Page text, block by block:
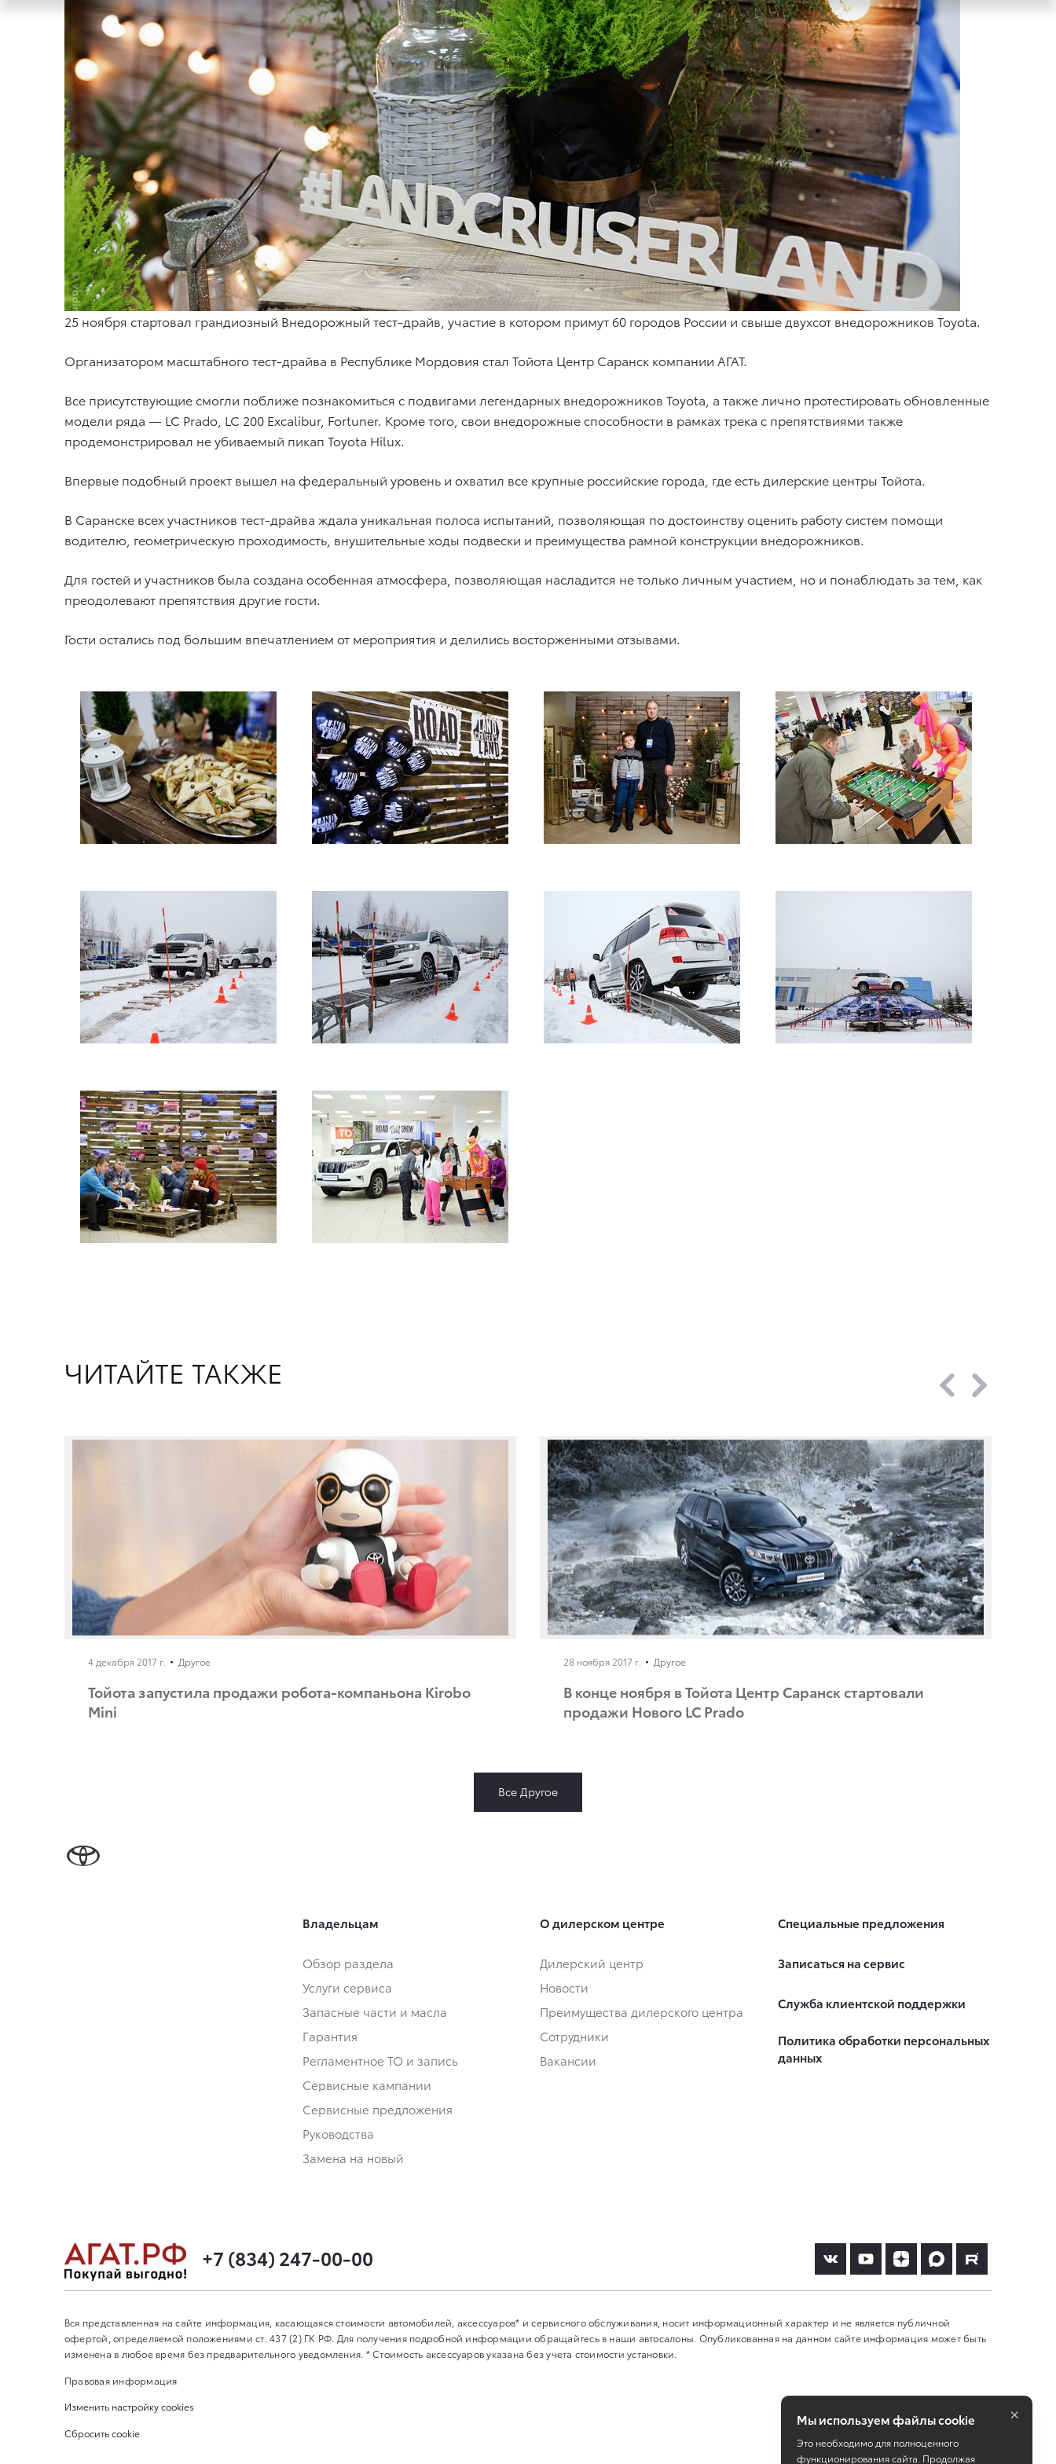
25 ноября стартовал грандиозный Внедорожный тест-драйв, участие в котором примут 60 городов России и свыше двухсот внедорожников Toyota.
Организатором масштабного тест-драйва в Республике Мордовия стал Тойота Центр Саранск компании АГАТ.
Все присутствующие смогли поближе познакомиться с подвигами легендарных внедорожников Toyota, а также лично протестировать обновленные
модели ряда — LC Prado, LC 200 Excalibur, Fortuner. Кроме того, свои внедорожные способности в рамках трека с препятствиями также
продемонстрировал не убиваемый пикап Toyota Hilux.
Впервые подобный проект вышел на федеральный уровень и охватил все крупные российские города, где есть дилерские центры Тойота.
В Саранске всех участников тест-драйва ждала уникальная полоса испытаний, позволяющая по достоинству оценить работу систем помощи
водителю, геометрическую проходимость, внушительные ходы подвески и преимущества рамной конструкции внедорожников.
Для гостей и участников была создана особенная атмосфера, позволяющая насладится не только личным участием, но и понаблюдать за тем, как
преодолевают препятствия другие гости.
Гости остались под большим впечатлением от мероприятия и делились восторженными отзывами.
ЧИТАЙТЕ ТАКЖЕ
4 декабря 2017 г. Другое
Тойота запустила продажи робота-компаньона Kirobo
Mini
28 ноября 2017 г. Другое
В конце ноября в Тойота Центр Саранск стартовали
продажи Нового LC Prado
Все Другое
Владельцам
Обзор раздела
Услуги сервиса
Запасные части и масла
Гарантия
Регламентное ТО и запись
Сервисные кампании
Сервисные предложения
Руководства
Замена на новый
О дилерском центре
Дилерский центр
Новости
Преимущества дилерского центра
Сотрудники
Вакансии
Специальные предложения
Записаться на сервис
Служба клиентской поддержки
Политика обработки персональных
данных
+7 (834) 247-00-00
Вся представленная на сайте информация, касающаяся стоимости автомобилей, аксессуаров* и сервисного обслуживания, носит информационный характер и не является публичной
офертой, определяемой положениями ст. 437 (2) ГК РФ. Для получения подробной информации обращайтесь в наши автосалоны. Опубликованная на данном сайте информация может быть
изменена в любое время без предварительного уведомления. * Стоимость аксессуаров указана без учета стоимости установки.
Правовая информация
Изменить настройку cookies
Сбросить cookie
Мы используем файлы cookie
Это необходимо для полноценного
функционирования сайта. Продолжая
×